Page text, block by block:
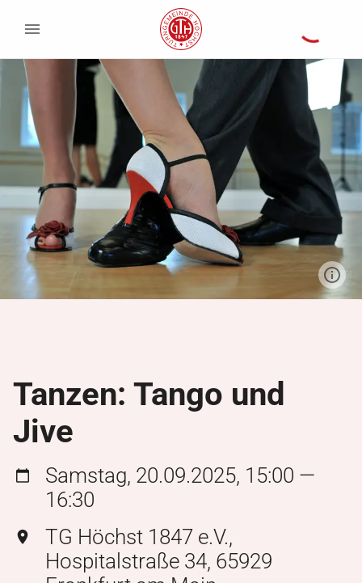
Tanzen: Tango und
Jive
Samstag, 20.09.2025, 15:00 —
16:30
TG Höchst 1847 e.V.,
Hospitalstraße 34, 65929